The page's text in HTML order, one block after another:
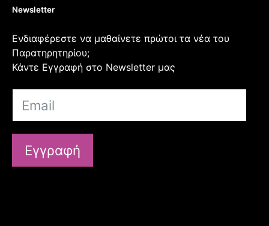
Newsletter
Ενδιαφέρεστε να μαθαίνετε πρώτοι τα νέα του
Παρατηρητηρίου;
Κάντε Εγγραφή στο Newsletter μας
Εγγραφή